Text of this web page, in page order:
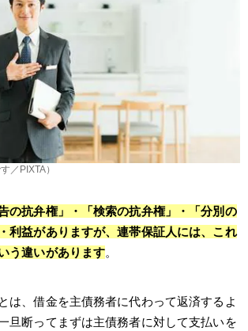
／PIXTA）
の抗弁権」・「検索の抗弁権」・「分別の
利益がありますが、連帯保証人には、これ
う違いがあります。
は、借金を主債務者に代わって返済するよ
旦断ってまずは主債務者に対して支払いを